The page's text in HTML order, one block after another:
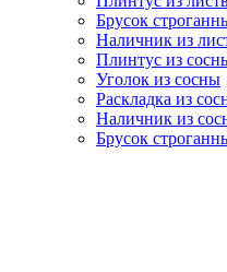
Брусок
Наличник из
Плинтус из
Уголок из сосны
Раскладка из
Наличник из
Брусок